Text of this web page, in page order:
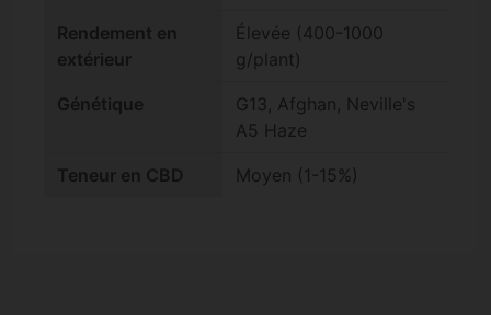
Rendement en
extérieur
Élevée (400-1000
g/plant)
Génétique
G13, Afghan, Neville's
A5 Haze
Teneur en CBD Moyen (1-15%)